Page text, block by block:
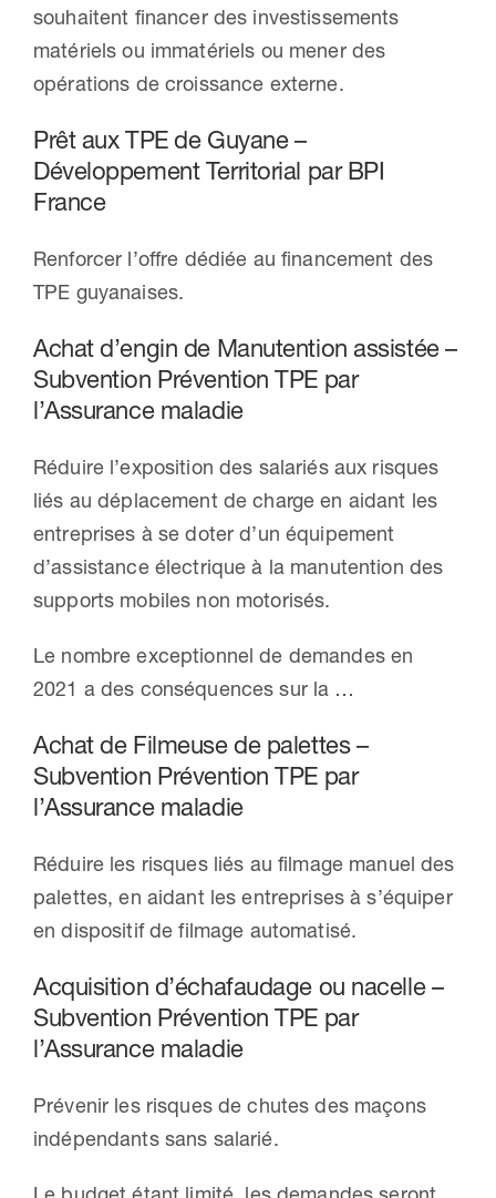
souhaitent financer des investissements
matériels ou immatériels ou mener des
opérations de croissance externe.
Prêt aux TPE de Guyane –
Développement Territorial par BPI
France
Renforcer l’offre dédiée au financement des
TPE guyanaises.
Achat d’engin de Manutention assistée –
Subvention Prévention TPE par
l’Assurance maladie
Réduire l’exposition des salariés aux risques
liés au déplacement de charge en aidant les
entreprises à se doter d’un équipement
d’assistance électrique à la manutention des
supports mobiles non motorisés.
Le nombre exceptionnel de demandes en
2021 a des conséquences sur la …
Achat de Filmeuse de palettes –
Subvention Prévention TPE par
l’Assurance maladie
Réduire les risques liés au filmage manuel des
palettes, en aidant les entreprises à s’équiper
en dispositif de filmage automatisé.
Acquisition d’échafaudage ou nacelle –
Subvention Prévention TPE par
l’Assurance maladie
Prévenir les risques de chutes des maçons
indépendants sans salarié.